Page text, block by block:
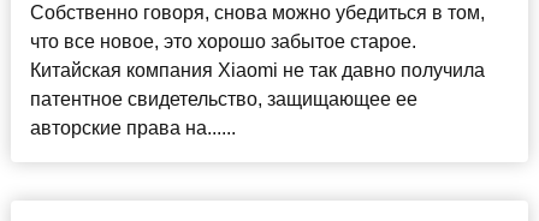
Собственно говоря, снова можно убедиться в том,
что все новое, это хорошо забытое старое.
Китайская компания Xiaomi не так давно получила
патентное свидетельство, защищающее ее
авторские права на......